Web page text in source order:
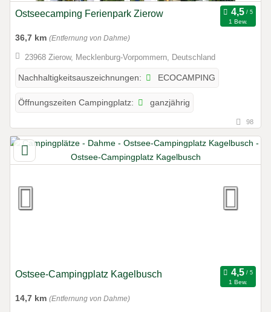
Ostseecamping Ferienpark Zierow
1 Bew.
36,7 km (Entfernung von Dahme)
23968 Zierow, Mecklenburg-Vorpommern, Deutschland
Nachhaltigkeitsauszeichnungen: ECOCAMPING
Öffnungszeiten Campingplatz: ganzjährig
98
Ostsee-Campingplatz Kagelbusch
1 Bew.
14,7 km (Entfernung von Dahme)